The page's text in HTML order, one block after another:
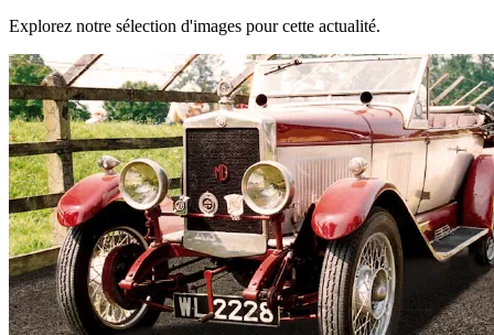
Explorez notre sélection d'images pour cette actualité.